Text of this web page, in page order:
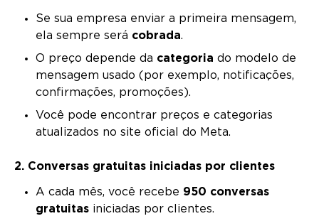
Se sua empresa enviar a primeira mensagem,
ela sempre será cobrada.
O preço depende da categoria do modelo de
mensagem usado (por exemplo, notificações,
confirmações, promoções).
Você pode encontrar preços e categorias
atualizados no site oficial do Meta.
2. Conversas gratuitas iniciadas por clientes
A cada mês, você recebe 950 conversas
gratuitas iniciadas por clientes.